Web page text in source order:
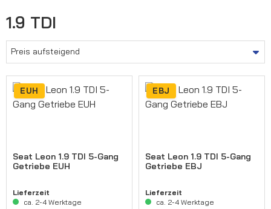
1.9 TDI
EUH
Seat Leon 1.9 TDI 5-Gang
Getriebe EUH
Lieferzeit
ca. 2-4 Werktage
EBJ
Seat Leon 1.9 TDI 5-Gang
Getriebe EBJ
Lieferzeit
ca. 2-4 Werktage